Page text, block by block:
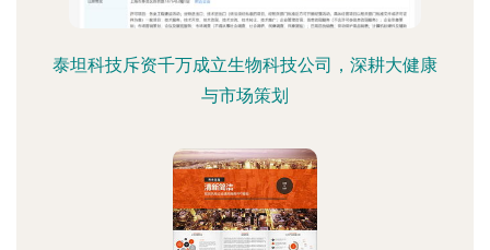
泰坦科技斥资千万成立生物科技公司，深耕大健康
与市场策划